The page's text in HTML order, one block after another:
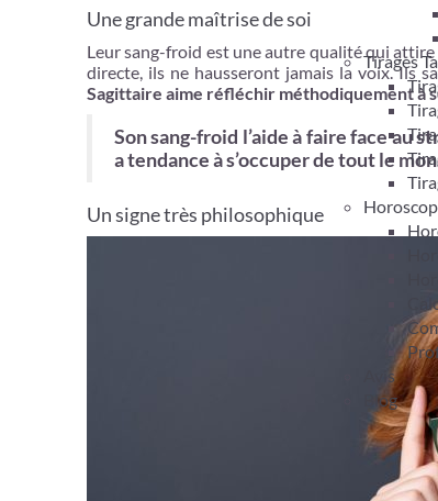
Tirages
Avis
Blog
Une grande maîtrise de soi
Leur sang-froid est une autre qualité qui attire
directe, ils ne hausseront jamais la voix. Ils
Sagittaire aime réfléchir méthodiquement à
Son sang-froid l’aide à faire face au
a tendance à s’occuper de tout le
Un signe très philosophique